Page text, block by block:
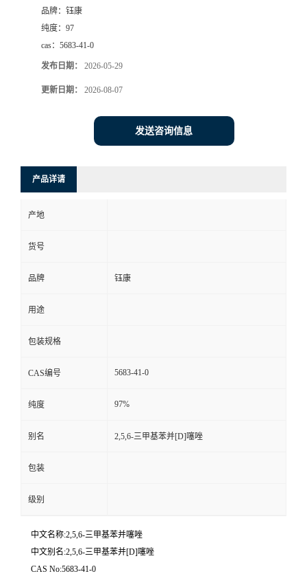
品牌： 钰康
纯度： 97
cas： 5683-41-0
发布日期： 2026-05-29
更新日期： 2026-08-07
发送咨询信息
产品详请
产地
货号
品牌 钰康
用途
包装规格
CAS编号 5683-41-0
纯度 97%
别名 2,5,6-三甲基苯并[D]噻唑
包装
级别
中文名称:2,5,6-三甲基苯并噻唑
中文别名:2,5,6-三甲基苯并[D]噻唑
CAS No:5683-41-0